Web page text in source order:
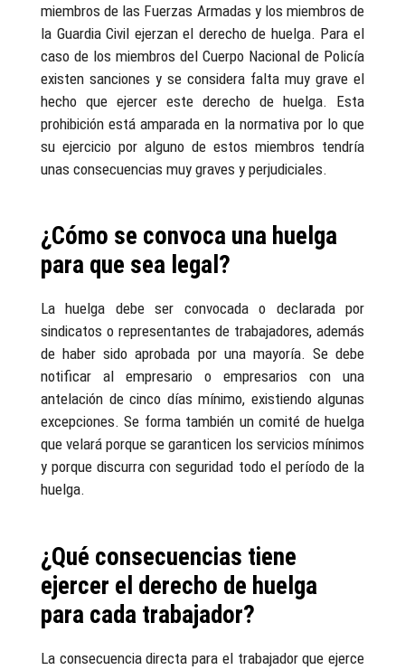
miembros de las Fuerzas Armadas y los miembros de
la Guardia Civil ejerzan el derecho de huelga. Para el
caso de los miembros del Cuerpo Nacional de Policía
existen sanciones y se considera falta muy grave el
hecho que ejercer este derecho de huelga. Esta
prohibición está amparada en la normativa por lo que
su ejercicio por alguno de estos miembros tendría
unas consecuencias muy graves y perjudiciales.
¿Cómo se convoca una huelga
para que sea legal?
La huelga debe ser convocada o declarada por
sindicatos o representantes de trabajadores, además
de haber sido aprobada por una mayoría. Se debe
notificar al empresario o empresarios con una
antelación de cinco días mínimo, existiendo algunas
excepciones. Se forma también un comité de huelga
que velará porque se garanticen los servicios mínimos
y porque discurra con seguridad todo el período de la
huelga.
¿Qué consecuencias tiene
ejercer el derecho de huelga
para cada trabajador?
La consecuencia directa para el trabajador que ejerce